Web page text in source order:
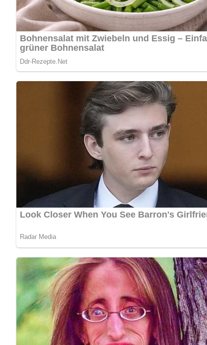
Nach: Fisch und Geflügel, Verlag für die Frau, Leipzig, DDR, 1963
Jetzt Sterne vergeben –